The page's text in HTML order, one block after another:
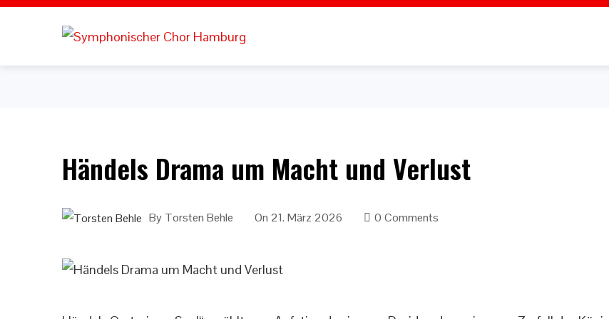
Händels Drama um Macht und Verlust
By Torsten Behle On 21. März 2026 0 Comments